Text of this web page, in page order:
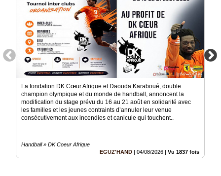
Prémium
Inscription
éditeur
La fondation DK Cœur Afrique et Daouda Karaboué, double
champion olympique et du monde de handball, annoncent la
modification du stage prévu du 16 au 21 août en solidarité avec
les familles et les jeunes contraints d’annuler leur venue
consécutivement aux incendies et canicule qui touchent..
Handball » DK Coeur Afrique
EGUZ'HAND
04/08/2026 Vu 1837 fois